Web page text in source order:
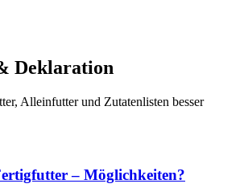
Deklaration
Alleinfutter und Zutatenlisten besser
– Möglichkeiten?